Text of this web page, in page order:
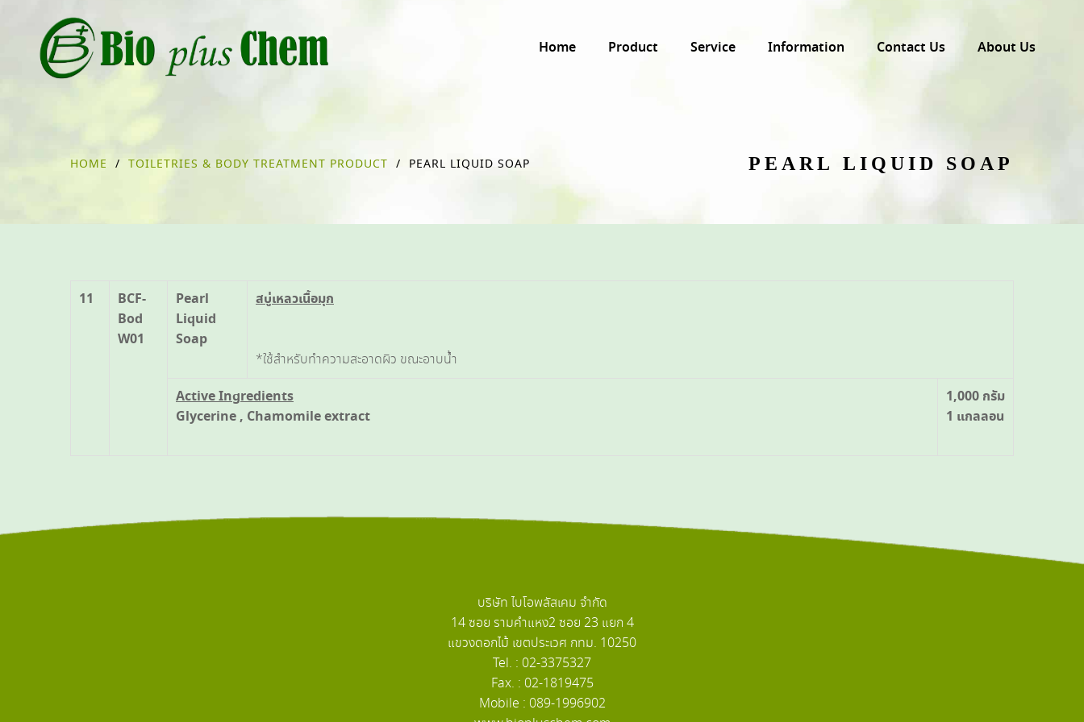
Home Product Service Information Contact Us About Us
HOME / TOILETRIES & BODY TREATMENT PRODUCT / PEARL LIQUID SOAP PEARL LIQUID SOAP
11
BCF-
Bod
W01
Pearl
Liquid
Soap
สบู่เหลวเนื้อมุก
*ใช้สำหรับทำความสะอาดผิว ขณะอาบน้ำ
Active Ingredients
Glycerine , Chamomile extract
1,000 กรัม
1 แกลลอน
บริษัท ไบโอพลัสเคม จำกัด
14 ซอย รามคำแหง2 ซอย 23 แยก 4
แขวงดอกไม้ เขตประเวศ กทม. 10250
Tel. : 02-3375327
Fax. : 02-1819475
Mobile : 089-1996902